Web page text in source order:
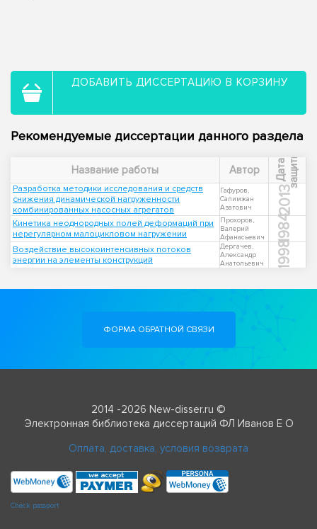
ДОБАВИТЬ ДИССЕРТАЦИЮ В КОРЗИНУ
Рекомендуемые диссертации данного раздела
Название работы Автор Д
а
т
а
з
а
щ
и
т ы
Разработка методики исследования и средств
снижения динамической нагруженности
комбинированных насосных агрегатов
Гафуров,
Салимжан
Азатович
2013
Кинетика неоднородных полей деформаций при
нерегулярном малоцикловом нагружении
Прохоров,
Валерий
Афанасьевич
1984
Воздействие высокоинтенсивных потоков
энергии на элементы конструкций
Дергачев,
Александр
Анатольевич
1998
ФОРМА ОБРАТНОЙ СВЯЗИ
2014 -2026 New-disser.ru ©
Электронная библиотека диссертаций ФЛ Иванов Е О
Оплата, доставка, условия возврата
Check passport